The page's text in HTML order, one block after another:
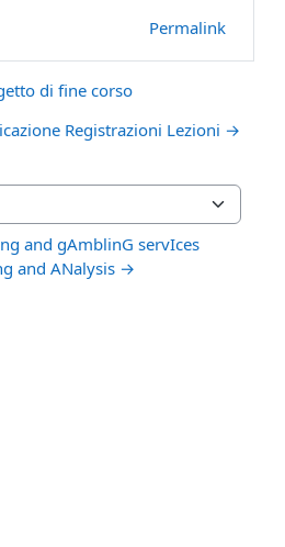
Permalink
di fine corso
Registrazioni Lezioni →
and gAmblinG servIces
and ANalysis →